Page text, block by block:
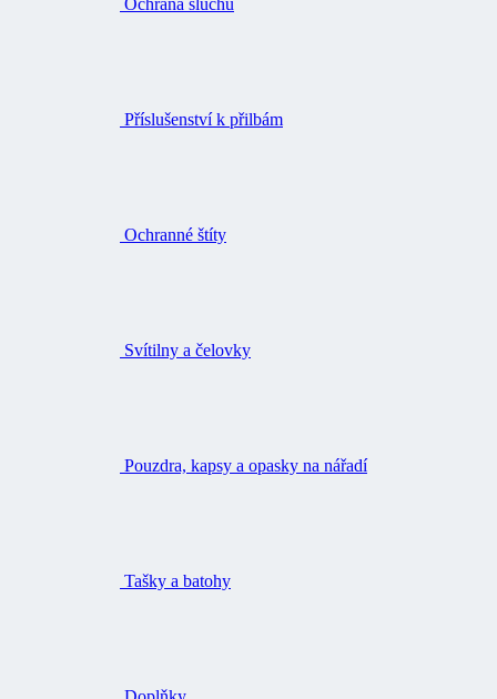
Ochrana sluchu
Příslušenství k přilbám
Ochranné štíty
Svítilny a čelovky
Pouzdra, kapsy a opasky na nářadí
Tašky a batohy